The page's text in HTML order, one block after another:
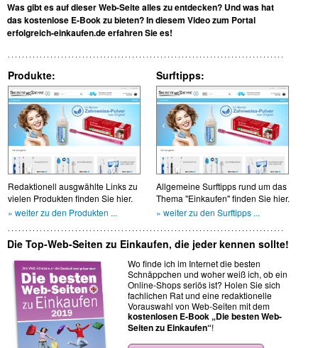
Was gibt es auf dieser Web-Seite alles zu entdecken? Und was hat
das kostenlose E-Book zu bieten? In diesem Video zum Portal
erfolgreich-einkaufen.de erfahren Sie es!
Produkte:
Redaktionell ausgwählte Links zu
vielen Produkten finden Sie hier.
» weiter zu den Produkten ...
Surftipps:
Allgemeine Surftipps rund um das
Thema ''Einkaufen'' finden Sie hier.
» weiter zu den Surftipps ...
Die Top-Web-Seiten zu Einkaufen, die jeder kennen sollte!
Wo finde ich im Internet die besten
Schnäppchen und woher weiß ich, ob ein
Online-Shops seriös ist? Holen Sie sich
fachlichen Rat und eine redaktionelle
Vorauswahl von Web-Seiten mit dem
kostenlosen E-Book „Die besten Web-
Seiten zu Einkaufen“!